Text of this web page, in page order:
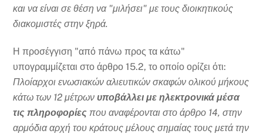
και να είναι σε θέση να "μιλήσει" με τους διοικητικούς
διακομιστές στην ξηρά.
Η προσέγγιση "από πάνω προς τα κάτω"
υπογραμμίζεται στο άρθρο 15.2, το οποίο ορίζει ότι:
Πλοίαρχοι ενωσιακών αλιευτικών σκαφών ολικού μήκους
κάτω των 12 μέτρωνυποβάλλει με ηλεκτρονικά μέσα
τις πληροφορίες που αναφέρονται στο άρθρο 14, στην
αρμόδια αρχή του κράτους μέλους σημαίας τους μετά την